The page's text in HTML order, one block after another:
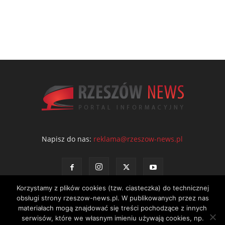
Napisz do nas: reklama@rzeszow-news.pl
Kontakt Polityka prywatności Regulamin portalu
Korzystamy z plików cookies (tzw. ciasteczka) do technicznej
obsługi strony rzeszow-news.pl. W publikowanych przez nas
materiałach mogą znajdować się treści pochodzące z innych
serwisów, które we własnym imieniu używają cookies, np.